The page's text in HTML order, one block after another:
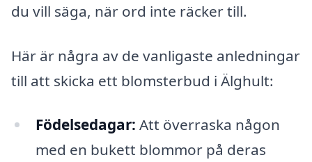
du vill säga, när ord inte räcker till.
Här är några av de vanligaste anledningar
till att skicka ett blomsterbud i Älghult:
Födelsedagar: Att överraska någon
med en bukett blommor på deras